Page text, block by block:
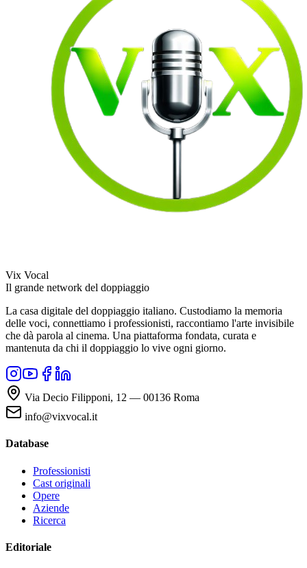
Vix Vocal
Il grande network del doppiaggio
La casa digitale del doppiaggio italiano. Custodiamo la memoria
delle voci, connettiamo i professionisti, raccontiamo l'arte invisibile
che dà parola al cinema. Una piattaforma fondata, curata e
mantenuta da chi il doppiaggio lo vive ogni giorno.
Via Decio Filipponi, 12 — 00136 Roma
info@vixvocal.it
Database
Professionisti
Cast originali
Opere
Aziende
Ricerca
Editoriale